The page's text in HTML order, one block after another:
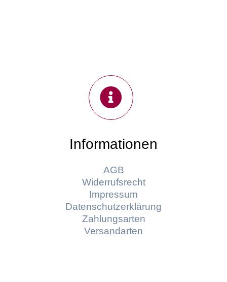
Informationen
AGB
Widerrufsrecht
Impressum
Datenschutzerklärung
Zahlungsarten
Versandarten